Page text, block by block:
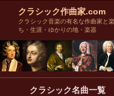
クラシック作曲家.com
クラシック音楽の有名な作曲家と
ち・生涯・ゆかりの地・楽器
クラシック名曲一覧